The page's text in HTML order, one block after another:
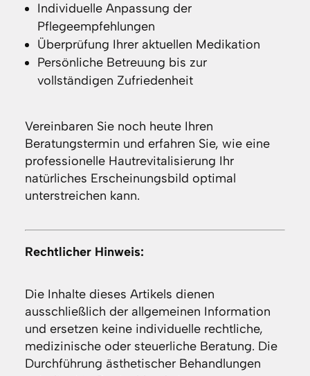
Individuelle Anpassung der
Pflegeempfehlungen
Überprüfung Ihrer aktuellen Medikation
Persönliche Betreuung bis zur
vollständigen Zufriedenheit
Vereinbaren Sie noch heute Ihren
Beratungstermin und erfahren Sie, wie eine
professionelle Hautrevitalisierung Ihr
natürliches Erscheinungsbild optimal
unterstreichen kann.
Rechtlicher Hinweis:
Die Inhalte dieses Artikels dienen
ausschließlich der allgemeinen Information
und ersetzen keine individuelle rechtliche,
medizinische oder steuerliche Beratung. Die
Durchführung ästhetischer Behandlungen